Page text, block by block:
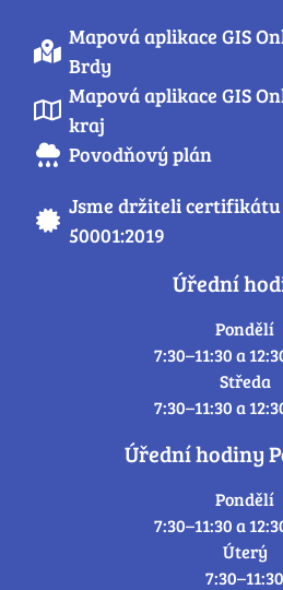
Mapová aplikace GIS
Brdy
Mapová aplikace GIS
kraj
Povodňový plán
Jsme držiteli certifikátu
50001:2019
Úřední
Pondělí
7:30–11:30 a
Středa
7:30–11:30 a
Úřední hodiny
Pondělí
7:30–11:30 a
Úterý
7:30–11:30